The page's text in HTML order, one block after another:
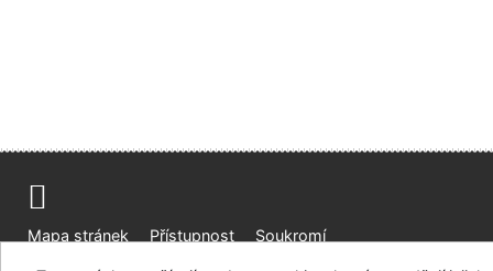
Mapa stránek Přístupnost
Soukromí
Modul OpenSearch
Napište nám Nastavení cookies